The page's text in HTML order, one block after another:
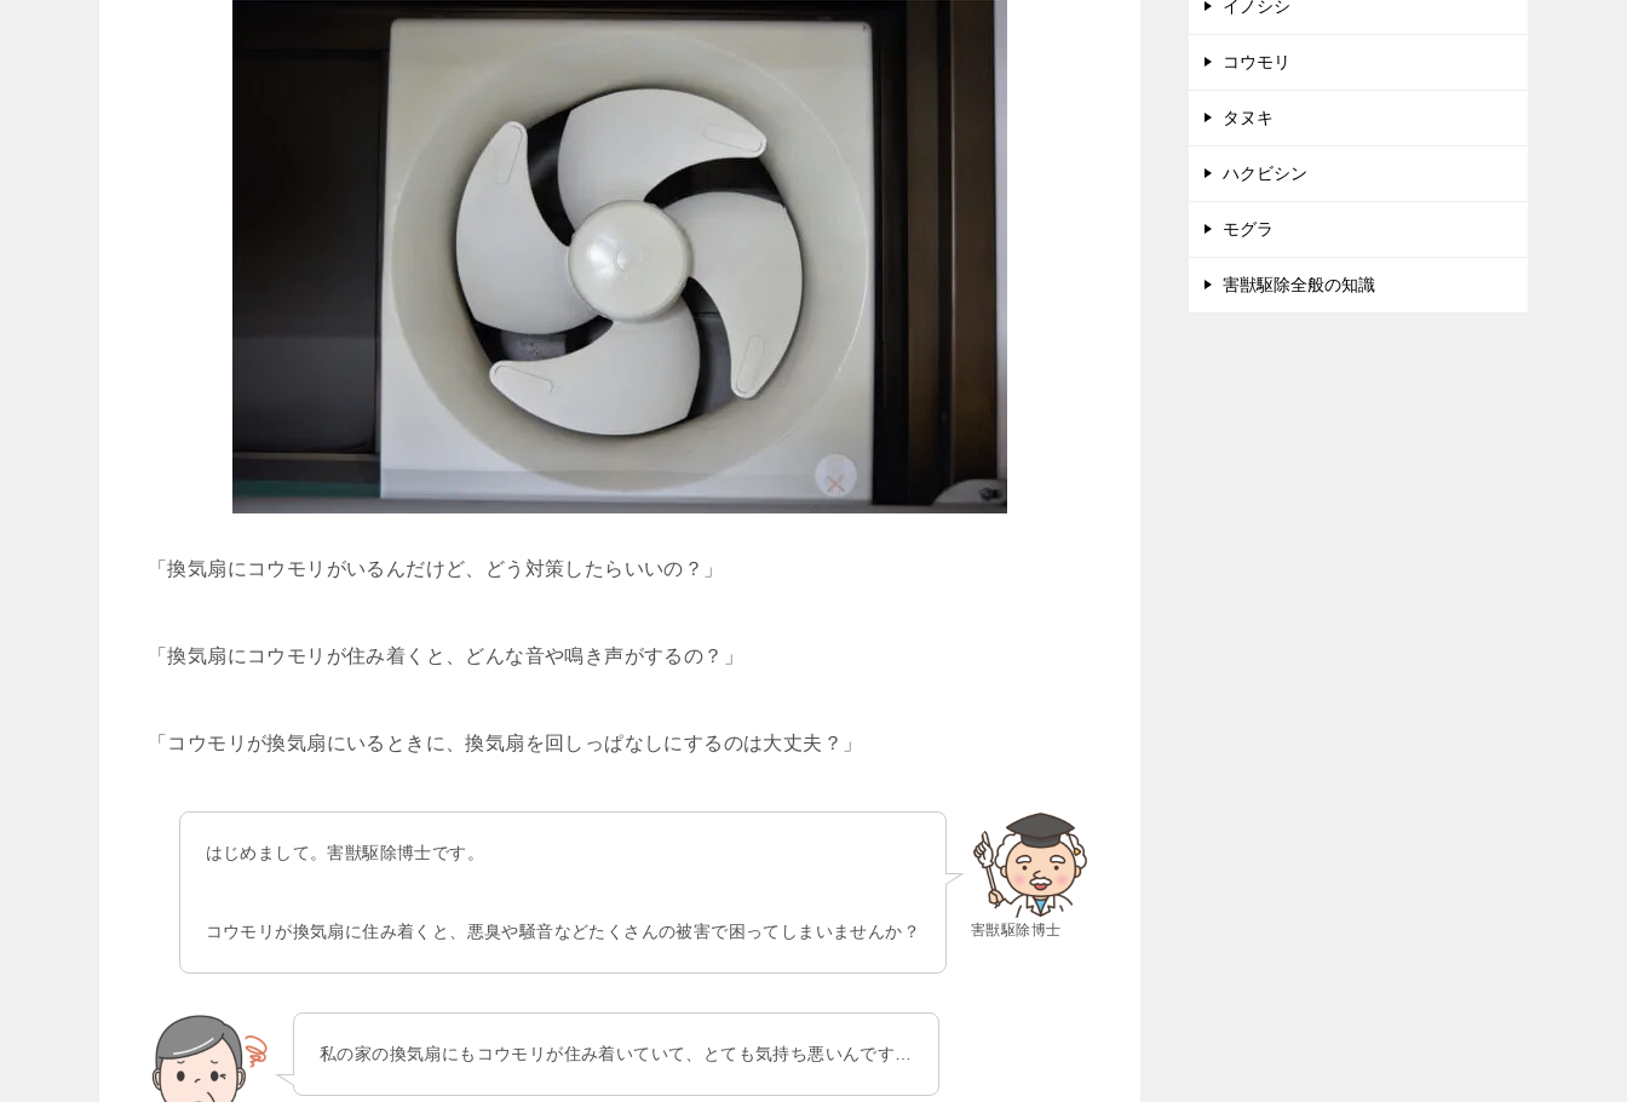
「換気扇にコウモリがいるんだけど、どう対策したらいいの？」
「換気扇にコウモリが住み着くと、どんな音や鳴き声がするの？」
「コウモリが換気扇にいるときに、換気扇を回しっぱなしにするのは大丈夫？」
害獣駆除博士
はじめまして。害獣駆除博士です。
コウモリが換気扇に住み着くと、悪臭や騒音などたくさんの被害で困ってしまいませんか？
私の家の換気扇にもコウモリが住み着いていて、とても気持ち悪いんです…
イノシシ
コウモリ
タヌキ
ハクビシン
モグラ
害獣駆除全般の知識